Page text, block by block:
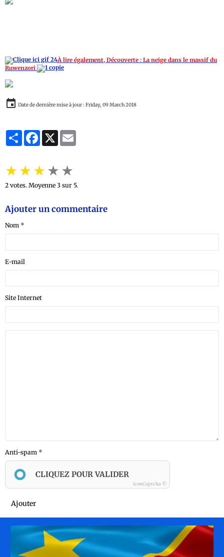
À lire également, Découverte : La neige dans le massif du
Ruwenzori
Date de dernière mise à jour : Friday, 09 March 2018
PartagerFacebook
X
★★★★★
2 votes. Moyenne 3 sur 5.
Ajouter un commentaire
Nom
E-mail
Site Internet
Anti-spam
CLIQUEZ POUR VALIDER
IconCaptcha ©
Ajouter